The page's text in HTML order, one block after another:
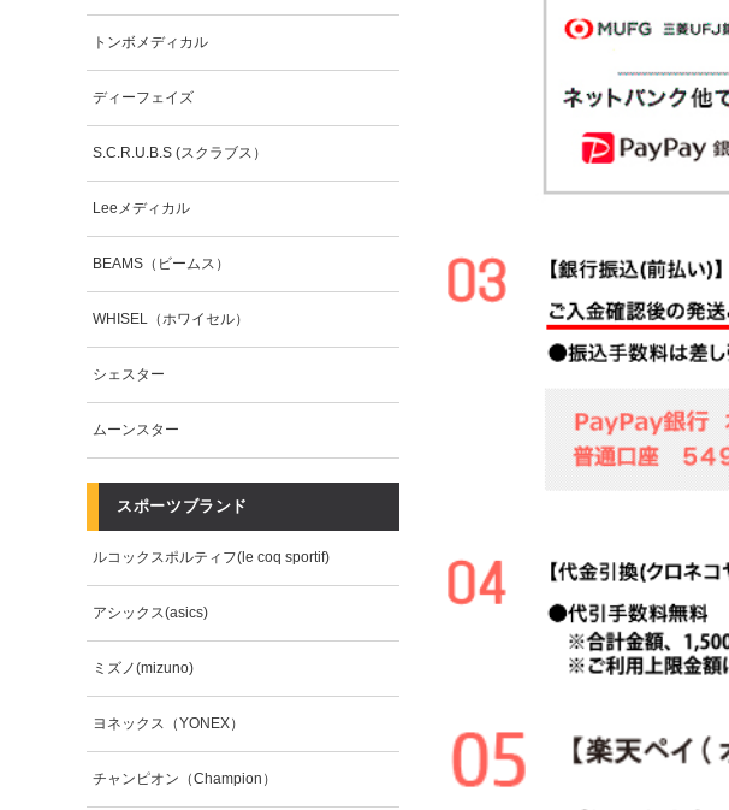
トンボメディカル
ディーフェイズ
S.C.R.U.B.S (スクラブス）
Leeメディカル
BEAMS（ビームス）
WHISEL（ホワイセル）
シェスター
ムーンスター
スポーツブランド
ルコックスポルティフ(le coq sportif)
アシックス(asics)
ミズノ(mizuno)
ヨネックス（YONEX）
チャンピオン（Champion）